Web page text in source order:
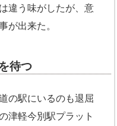
違う味がしたが、意
が出来た。
待つ
の駅にいるのも退屈
津軽今別駅プラット